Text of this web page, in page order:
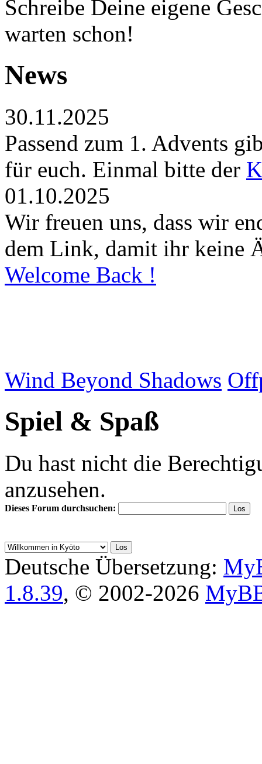
Schreibe Deine eigene
warten schon!
News
30.11.2025
Passend zum 1. Advents
für euch. Einmal bitte der
01.10.2025
Wir freuen uns, dass wir
dem Link, damit ihr keine
Welcome Back !
Wind Beyond Shadows
Spiel & Spaß
Du hast nicht die
anzusehen.
Dieses Forum durchsuchen:
Deutsche Übersetzung:
1.8.39, © 2002-2026